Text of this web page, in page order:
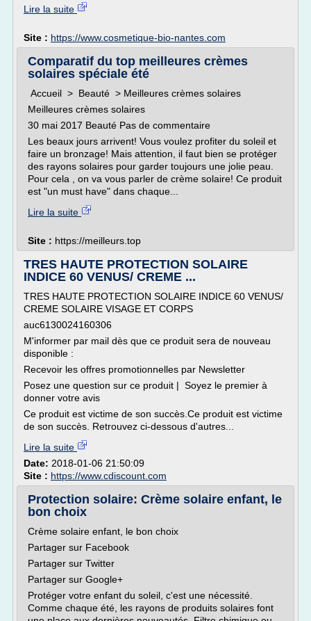
Lire la suite
Site : https://www.cosmetique-bio-nantes.com
Comparatif du top meilleures crèmes
solaires spéciale été
Accueil > Beauté > Meilleures crèmes solaires
Meilleures crèmes solaires
30 mai 2017 Beauté Pas de commentaire
Les beaux jours arrivent! Vous voulez profiter du soleil et
faire un bronzage! Mais attention, il faut bien se protéger
des rayons solaires pour garder toujours une jolie peau.
Pour cela , on va vous parler de crème solaire! Ce produit
est "un must have" dans chaque...
Lire la suite
Site : https://meilleurs.top
TRES HAUTE PROTECTION SOLAIRE
INDICE 60 VENUS/ CREME ...
TRES HAUTE PROTECTION SOLAIRE INDICE 60 VENUS/
CREME SOLAIRE VISAGE ET CORPS
auc6130024160306
M'informer par mail dès que ce produit sera de nouveau
disponible :
Recevoir les offres promotionnelles par Newsletter
Posez une question sur ce produit | Soyez le premier à
donner votre avis
Ce produit est victime de son succès.Ce produit est victime
de son succès. Retrouvez ci-dessous d'autres...
Lire la suite
Date: 2018-01-06 21:50:09
Site : https://www.cdiscount.com
Protection solaire: Crème solaire enfant, le
bon choix
Crème solaire enfant, le bon choix
Partager sur Facebook
Partager sur Twitter
Partager sur Google+
Protéger votre enfant du soleil, c'est une nécessité.
Comme chaque été, les rayons de produits solaires font